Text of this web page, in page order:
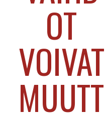
OT
VOIVAT
MUUTT